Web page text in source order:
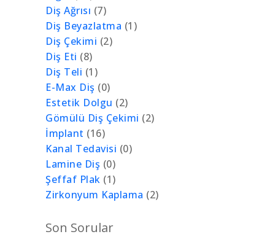
Diş Ağrısı (7)
Diş Beyazlatma (1)
Diş Çekimi (2)
Diş Eti (8)
Diş Teli (1)
E-Max Diş (0)
Estetik Dolgu (2)
Gömülü Diş Çekimi (2)
İmplant (16)
Kanal Tedavisi (0)
Lamine Diş (0)
Şeffaf Plak (1)
Zirkonyum Kaplama (2)
Son Sorular